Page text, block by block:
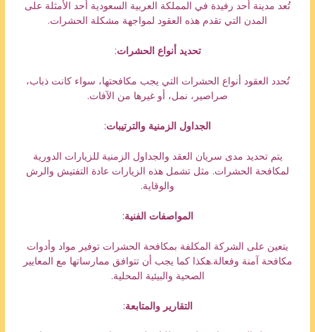
تُعد مدينة أحد رفيدة في المملكة العربية السعودية أحد الأمثلة على
المدن التي تقدم هذه العقود لمواجهة مشكلة الحشرات.
تحديد أنواع الحشرات:
تُحدد العقود أنواع الحشرات التي يجب مكافحتها، سواء كانت ذباب،
صراصير، نمل، أو غيرها من الآفات.
الجداول الزمنية والترتيبات:
يتم تحديد مدى سريان العقد والجداول الزمنية للزيارات الدورية
لمكافحة الحشرات. مثل تشمل هذه الزيارات عادة التفتيش والرش
والوقاية.
المواصفات الفنية:
يتعين على الشركة المكلفة بمكافحة الحشرات توفير مواد وأدوات
مكافحة آمنة وفعالة.هكذا كما يجب أن تتوافق ممارساتها مع المعايير
الصحية والبيئية المحلية.
التقارير والمتابعة: